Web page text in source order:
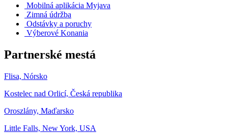
Mobilná aplikácia Myjava
Zimná údržba
Odstávky a poruchy
Výberové Konania
Partnerské mestá
Flisa, Nórsko
Kostelec nad Orlicí, Česká republika
Oroszlány, Maďarsko
Little Falls, New York, USA